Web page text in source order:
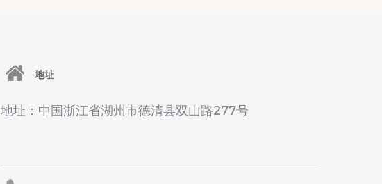
地址
地址：中国浙江省湖州市德清县双山路277号